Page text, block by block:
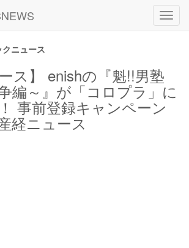
ニュース
ス】 enishの『魁!!男塾
編～』が「コロプラ」に
事前登録キャンペーン
経ニュース